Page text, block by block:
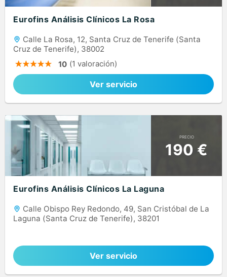
Eurofins Análisis Clínicos La Rosa
Calle La Rosa, 12, Santa Cruz de Tenerife (Santa
Cruz de Tenerife), 38002
10 (1 valoración)
Ver servicio
PRECIO
190 €
Eurofins Análisis Clínicos La Laguna
Calle Obispo Rey Redondo, 49, San Cristóbal de La
Laguna (Santa Cruz de Tenerife), 38201
Ver servicio